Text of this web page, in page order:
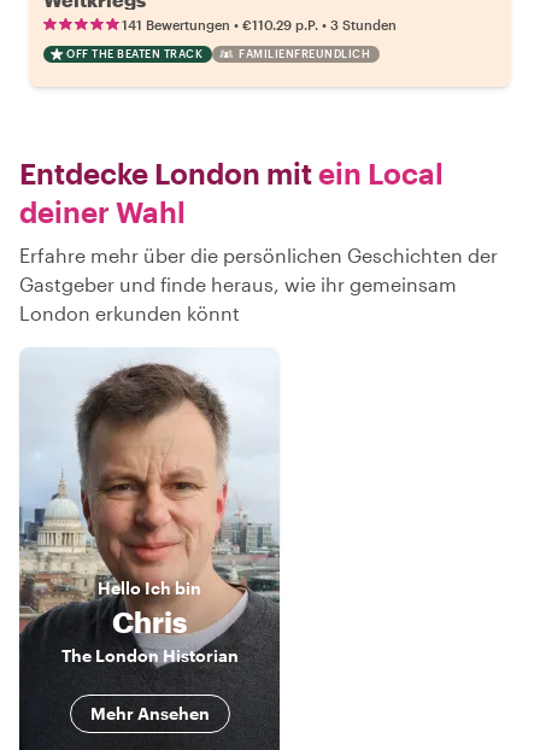
141 Bewertungen • €110.29 p.P. • 3 Stunden
OFF THE BEATEN TRACK FAMILIENFREUNDLICH
Entdecke London mitein Local
deiner Wahl
Erfahre mehr über die persönlichen Geschichten der
Gastgeber und finde heraus, wie ihr gemeinsam
London erkunden könnt
HelloIch bin
Chris
The London Historian
Mehr Ansehen